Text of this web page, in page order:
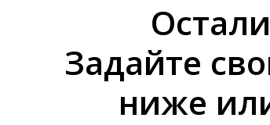
Задайте
ниже